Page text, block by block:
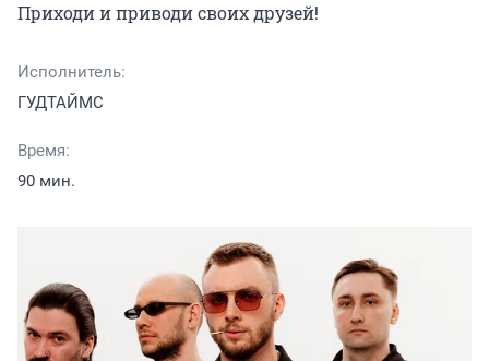
Приходи и приводи своих друзей!
Исполнитель:
ГУДТАЙМС
Время:
90 мин.